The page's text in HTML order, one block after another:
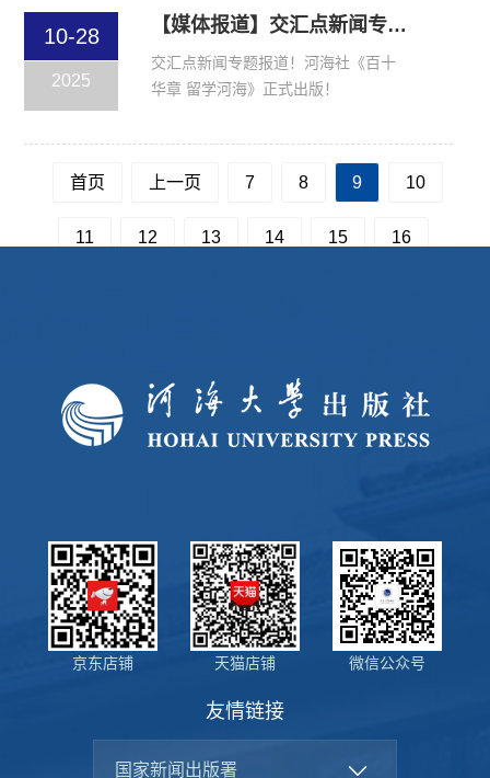
10-28
2025
【媒体报道】交汇点新闻专题报道！河海社《百十华章 留学河海》正式出版！
交汇点新闻专题报道！河海社《百十
华章 留学河海》正式出版！
首页 上一页 7 8 9 10
11 12 13 14 15 16
友情链接
国家新闻出版署
京东店铺 天猫店铺 微信公众号